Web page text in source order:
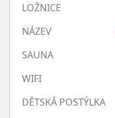
LOŽNICE
NÁZEV
SAUNA
WIFI
DĚTSKÁ POSTÝLKA